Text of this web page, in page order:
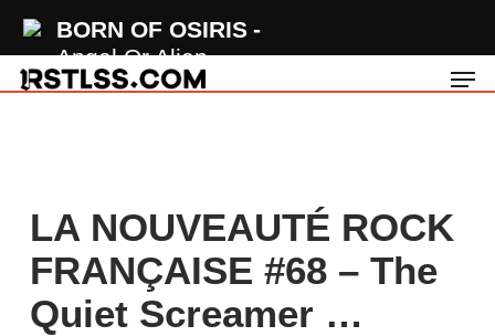
BORN OF OSIRIS
Angel Or Alien
main
LA NOUVEAUTÉ ROCK
FRANÇAISE #68 – The
Quiet Screamer …